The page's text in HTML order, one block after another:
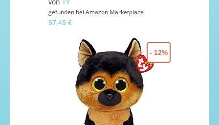
gefunden bei Amazon Marketplace
57,45 €
- 12%